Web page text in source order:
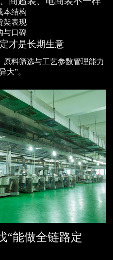
本结构
架表现
与口碑
才是长期生意
料筛选与工艺参数管理能力
大”。
“能做全链路定